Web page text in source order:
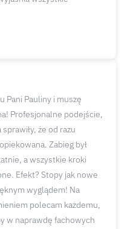
Pani Pauliny i muszę
Profesjonalne podejście,
że od razu
Zabieg był
a wszystkie kroki
Efekt? Stopy jak nowe
wyglądem! Na
polecam każdemu,
w naprawdę fachowych